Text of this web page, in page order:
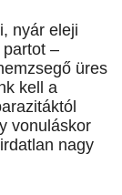
nyár eleji
–
üres
kell a
vonuláskor
nagy